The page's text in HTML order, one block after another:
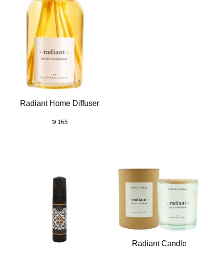
Radiant Home Diffuser
165
₪
Radiant Candle